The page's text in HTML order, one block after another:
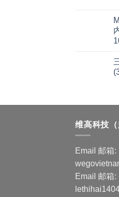
维高科技
Email 邮箱:
Email 邮箱: